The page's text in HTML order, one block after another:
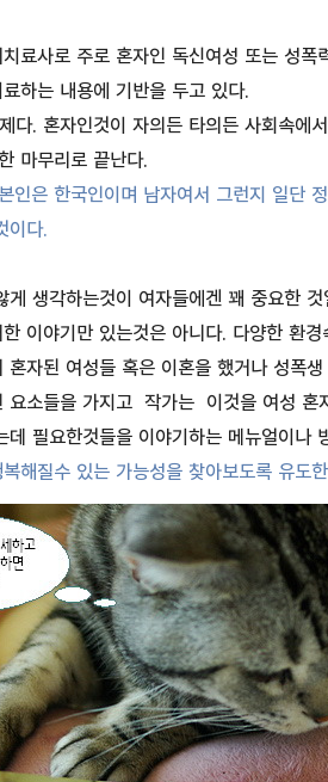
료사로 주로 혼자인 독신여성 또는 성
하는 내용에 기반을 두고 있다.
다. 혼자인것이 자의든 타의든 사회속에
마무리로 끝난다.
인은 한국인이며 남자여서 그런지 일단
이다.
생각하는것이 여자들에겐 꽤 중요한 것
이야기만 있는것은 아니다. 다양한 환
혼자된 여성들 혹은 이혼을 했거나 성
요소들을 가지고 작가는 이것을 여성
필요한것들을 이야기하는 메뉴얼이나
해질수 있는 가능성을 찾아보도록 유도